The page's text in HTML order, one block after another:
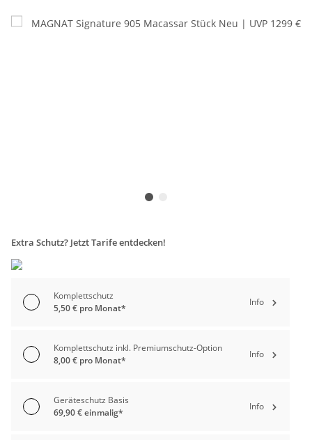
Extra Schutz? Jetzt Tarife entdecken!
Komplettschutz
5,50 € pro Monat*
Info
Komplettschutz inkl. Premiumschutz-Option
8,00 € pro Monat*
Info
Geräteschutz Basis
69,90 € einmalig*
Info